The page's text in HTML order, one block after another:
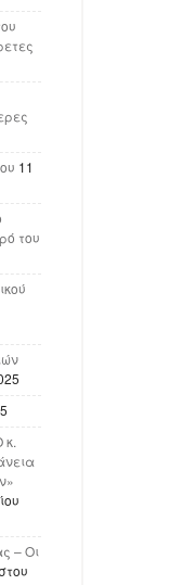
11
του
κ.
– Οι